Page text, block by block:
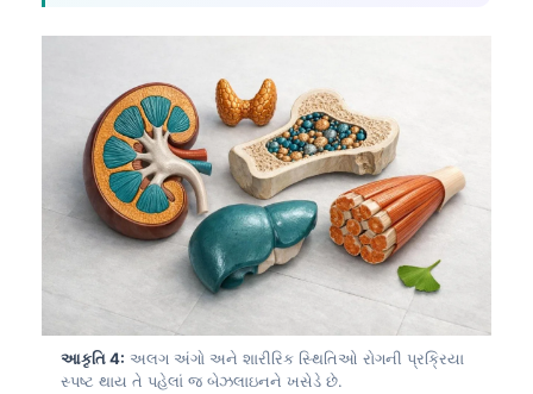
આકૃતિ 4: અલગ અંગો અને શારીરિક સ્થિતિઓ રોગની પ્રક્રિયા
સ્પષ્ટ થાય તે પહેલાં જ બેઝલાઇનને ખસેડે છે.